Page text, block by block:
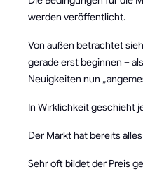
werden veröffentlicht.
Von außen betrachtet
gerade erst beginnen –
Neuigkeiten nun
In Wirklichkeit geschieht
Der Markt hat bereits
Sehr oft bildet der Preis